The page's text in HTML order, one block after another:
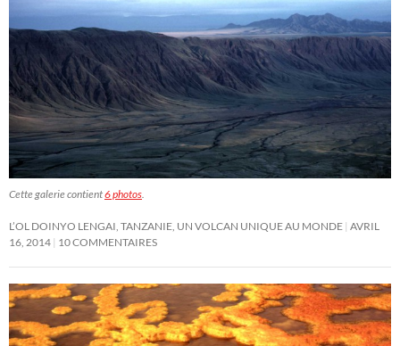
Cette galerie contient6 photos.
L’OL DOINYO LENGAI, TANZANIE, UN VOLCAN UNIQUE AU MONDE AVRIL
16, 2014 10 COMMENTAIRES